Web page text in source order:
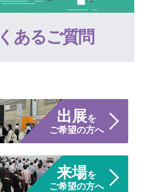
あるご質問
出展を
ご希望の方へ
来場を
ご希望の方へ